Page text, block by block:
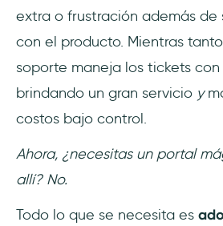
extra o frustración además de
con el producto. Mientras
soporte maneja los tickets
brindando un gran servicio y
costos bajo control.
Ahora, ¿necesitas un portal
allí? No.
Todo lo que se necesita es